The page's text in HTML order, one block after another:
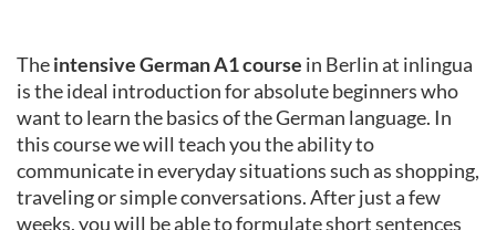
Theintensive German A1 course in Berlin at inlingua
is the ideal introduction for absolute beginners who
want to learn the basics of the German language. In
this course we will teach you the ability to
communicate in everyday situations such as shopping,
traveling or simple conversations. After just a few
weeks, you will be able to formulate short sentences